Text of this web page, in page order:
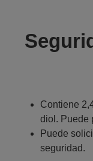
Contiene
diol. Puede
Puede
seguridad.